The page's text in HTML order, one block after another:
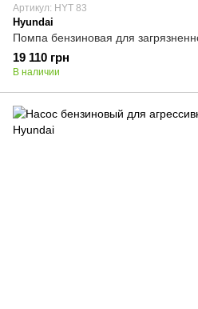
Артикул: HYT 83
Hyundai
Помпа бензиновая для
19 110 грн
В наличии